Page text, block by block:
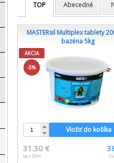
TOP Abecedné
MASTERsil Multiplex tablety
bazéna 5kg
AKCIA
-5%
Vložiť do košíka
31.30 €
bez DPH